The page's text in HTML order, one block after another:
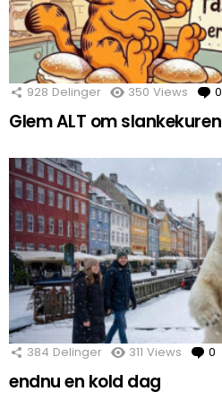
928 Delinger 350 Views 0
Glem ALT om slankekuren
384 Delinger 311 Views 0
endnu en kold dag